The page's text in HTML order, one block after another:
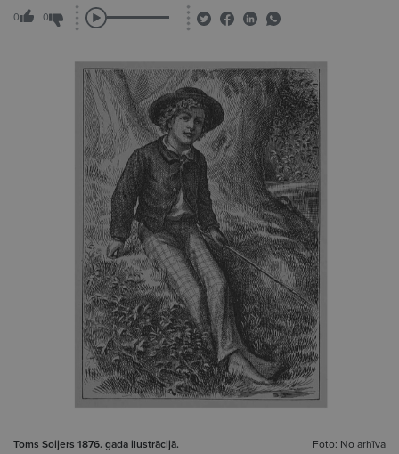
0 0
Toms Soijers 1876. gada ilustrācijā. Foto: No arhīva